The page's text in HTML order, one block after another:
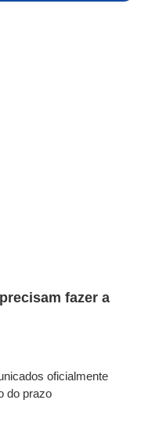
fazer a
oficialmente
do prazo